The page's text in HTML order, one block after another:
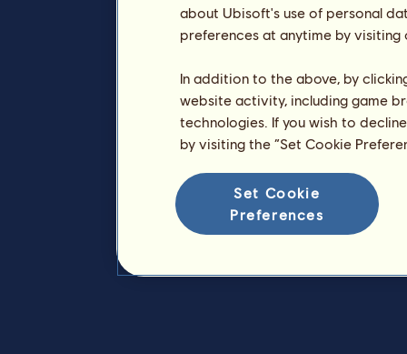
about Ubisoft's use of personal
preferences at anytime by
In addition to the above, by
website activity, including game
technologies. If you wish to
by visiting the “Set Cookie
Set Cookie
Preferences